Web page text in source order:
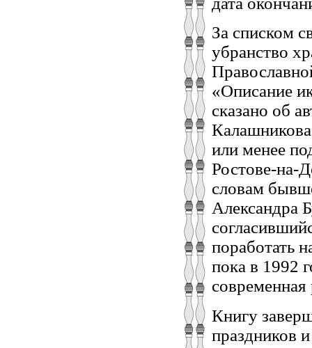
За списком
убранство
«Описание
сказано об
или менее
Ростове-на-
словам
Александра
поработать
пока в 1992
Книгу
праздников